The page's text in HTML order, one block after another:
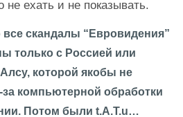
не ехать и не показывать.
скандалы “Евровидения”
только с Россией или
которой якобы не
за компьютерной обработки
Потом были t.A.T.u…